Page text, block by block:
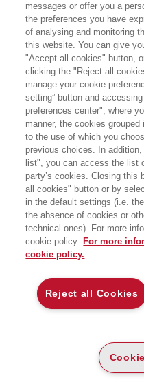
La guida per una nuova
crescita in Italia, che
sfide del futuro: dalla
integrazione tra vita privata e
Dal 2005 al 2019 l'occupazione
ma lapopolazione
dall'8% al 6% dei lavoratori
sul mercato potrebbero però
aumento dell’offerta di
una modalità che si potrebbe
Andrea Pietrini, che presenta
ai lavori, illustrando come e
abbracciato da un numero
sono da sempre la spina
totalmente
Questa condizione può
stessa crescita se non,
messages or offer you a
the preferences you have
of analysing and monitoring
this website. You can give
"Accept all cookies" button,
clicking the "Reject all
manage your cookie
setting” button and
preferences center", where
manner, the cookies
to the use of which you
previous choices. In
list", you can access the list
party’s cookies. Closing this
all cookies" button or by
in the default settings (i.e.
the absence of cookies or
technical ones). For more
cookie policy. For more
cookie policy.
Reject all Cookies